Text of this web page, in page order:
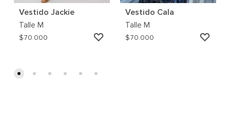
Vestido Jackie
Talle M
$70.000
AGREGAR
Vestido Cala
Talle M
$70.000